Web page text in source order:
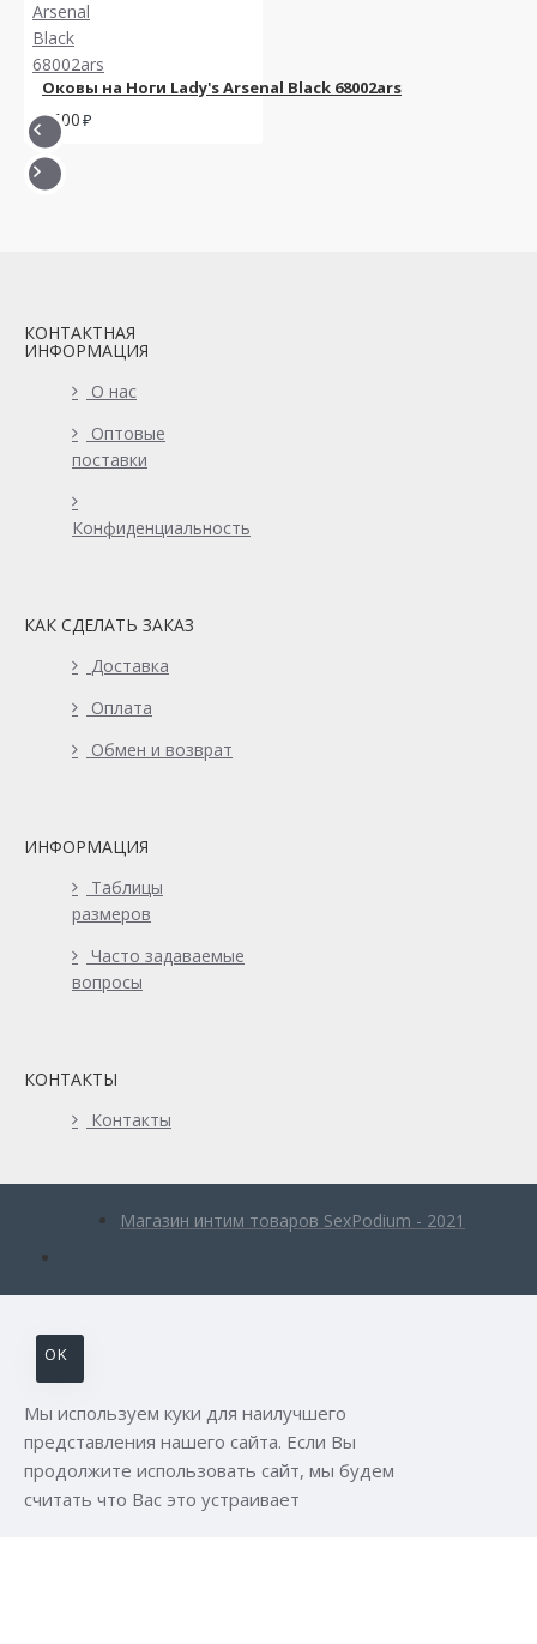
Оковы на Ноги Lady's Arsenal Black 68002ars
1500
КОНТАКТНАЯ
ИНФОРМАЦИЯ
О нас
Оптовые
поставки
Конфиденциальность
КАК СДЕЛАТЬ ЗАКАЗ
Доставка
Оплата
Обмен и возврат
ИНФОРМАЦИЯ
Таблицы
размеров
Часто задаваемые
вопросы
КОНТАКТЫ
Контакты
Магазин интим товаров SexPodium - 2021
OK
Мы используем куки для наилучшего
представления нашего сайта. Если Вы
продолжите использовать сайт, мы будем
считать что Вас это устраивает